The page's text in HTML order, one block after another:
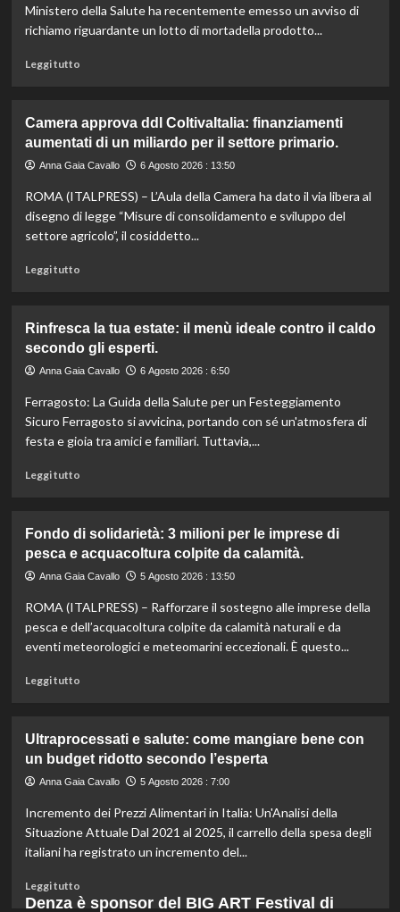
per
l’agricoltura
Ministero della Salute ha recentemente emesso un avviso di
richiamo riguardante un lotto di mortadella prodotto...
Leggi tuttoLeggi
Mortadella
ritirata:
rischio
scopri
quali
marche
Camera approva ddl ColtivaItalia: finanziamenti
aumentati di un miliardo per il settore primario.
Anna Gaia Cavallo 6 Agosto 2026 : 13:50
ROMA (ITALPRESS) – L’Aula della Camera ha dato il via libera al
disegno di legge “Misure di consolidamento e sviluppo del
settore agricolo”, il cosiddetto...
Leggi tuttoLeggi
Camera
approva
ddl
finanziamenti
aumentati
di
primario.
Rinfresca la tua estate: il menù ideale contro il caldo
secondo gli esperti.
Anna Gaia Cavallo 6 Agosto 2026 : 6:50
Ferragosto: La Guida della Salute per un Festeggiamento
Sicuro Ferragosto si avvicina, portando con sé un'atmosfera di
festa e gioia tra amici e familiari. Tuttavia,...
Leggi tuttoLeggi
Rinfresca
la
tua
il
menù
ideale
esperti.
Fondo di solidarietà: 3 milioni per le imprese di
pesca e acquacoltura colpite da calamità.
Anna Gaia Cavallo 5 Agosto 2026 : 13:50
ROMA (ITALPRESS) – Rafforzare il sostegno alle imprese della
pesca e dell’acquacoltura colpite da calamità naturali e da
eventi meteorologici e meteomarini eccezionali. È questo...
Leggi tuttoLeggi
Fondo
di
solidarietà:
milioni
per
le
pesca
Ultraprocessati e salute: come mangiare bene con
un budget ridotto secondo l’esperta
Anna Gaia Cavallo 5 Agosto 2026 : 7:00
Incremento dei Prezzi Alimentari in Italia: Un'Analisi della
Situazione Attuale Dal 2021 al 2025, il carrello della spesa degli
italiani ha registrato un incremento del...
Leggi tuttoLeggi
di
Denza è sponsor del BIG ART Festival di